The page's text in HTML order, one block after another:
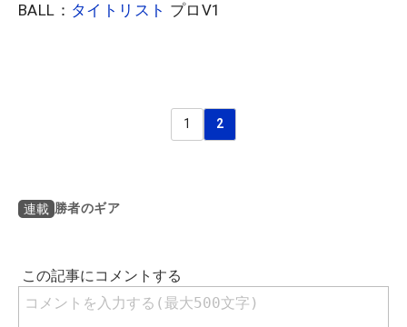
BALL： タイトリスト プロV1
1 2
連載 勝者のギア